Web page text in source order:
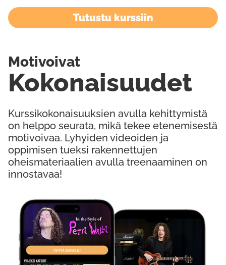
Tutustu kurssiin
Kurssikokonaisuuksien avulla kehittymistä
on helppo seurata, mikä tekee etenemisestä
motivoivaa. Lyhyiden videoiden ja
oppimisen tueksi rakennettujen
oheismateriaalien avulla treenaaminen on
innostavaa!
Kokonaisuudet
Motivoivat